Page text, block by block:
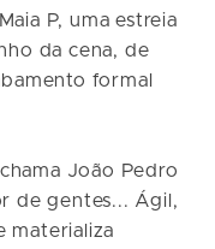
P, uma estreia
da cena, de
formal
João Pedro
de gentes... Ágil,
materializa